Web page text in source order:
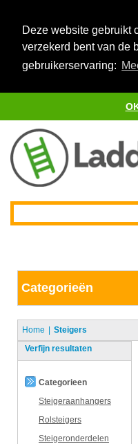
Deze website gebruikt
verzekerd bent van de
gebruikerservaring:
Categorieën
Home
Steigers
Verfijn resultaten
Categorieen
Steigeraanhangers
Rolsteigers
Steigeronderdelen